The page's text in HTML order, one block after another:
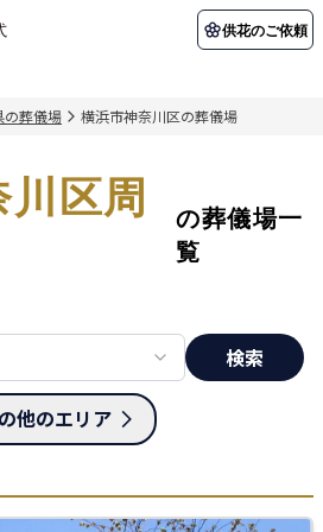
供花のご依頼
納棺の儀とは？
店舗用地募集
函館市
お客様の声
供花のご依頼
の葬儀場 横浜市神奈川区の葬儀場
区周
の葬儀場一
覧
検索
他のエリア